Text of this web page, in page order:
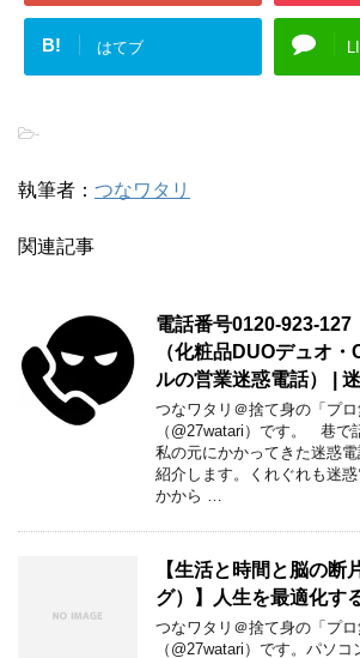
B! はてブ
-
執筆者： つなワタリ
関連記事
電話番号0120-923-127
（化粧品DUOデュオ
ルの営業迷惑電話） |
つなワタリ＠捨て身の「プロ
（@27watari）です。 巷で
私の元にかかってきた迷惑
紹介します。くれぐれも迷
かから …
【生活と時間と脳の断
グ）】人生を最適化す
つなワタリ＠捨て身の「プロ
（@27watari）です。パソ